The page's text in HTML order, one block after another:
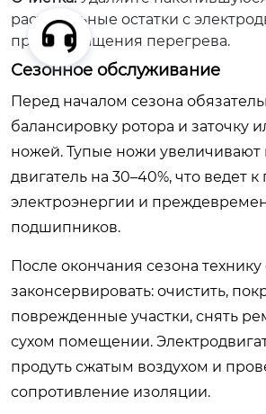
растительные остатки с
предотвращения перегрева.
Сезонное обслуживание
Перед началом сезона
балансировку ротора и заточку
ножей. Тупые ножи увеличивают
двигатель на 30–40%, что ведет
электроэнергии и
подшипников.
После окончания сезона технику
законсервировать: очистить,
поврежденные участки, снять
сухом помещении.
продуть сжатым воздухом и
сопротивление изоляции.